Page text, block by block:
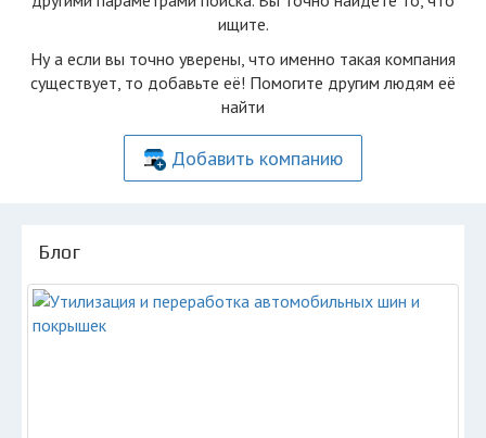
ищите.
Ну а если вы точно уверены, что именно такая компания
существует, то добавьте её! Помогите другим людям её
найти
Добавить компанию
Блог